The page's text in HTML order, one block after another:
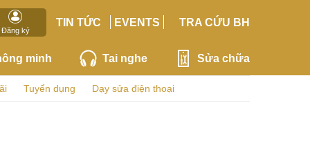
Đăng ký
TIN TỨC EVENTS TRA CỨU BH
minh Tai nghe Sửa chữa
Tuyển dụng Dạy sửa điện thoại